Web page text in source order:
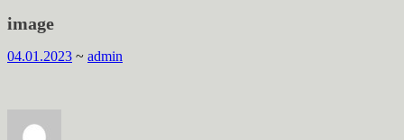
image
04.01.2023 ~ admin